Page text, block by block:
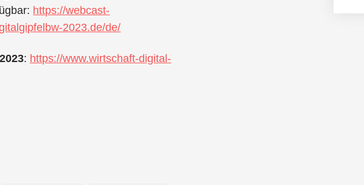
https://webcast-
2023.de/de/
: https://www.wirtschaft-digital-